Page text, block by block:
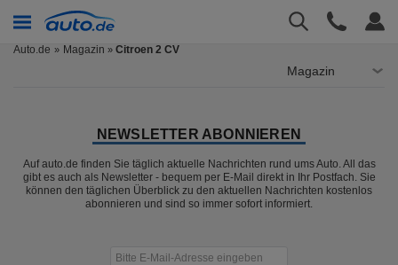
Auto.de Magazin » Citroen 2 CV
Magazin
NEWSLETTER ABONNIEREN
Auf auto.de finden Sie täglich aktuelle Nachrichten rund ums Auto. All das
gibt es auch als Newsletter - bequem per E-Mail direkt in Ihr Postfach. Sie
können den täglichen Überblick zu den aktuellen Nachrichten kostenlos
abonnieren und sind so immer sofort informiert.